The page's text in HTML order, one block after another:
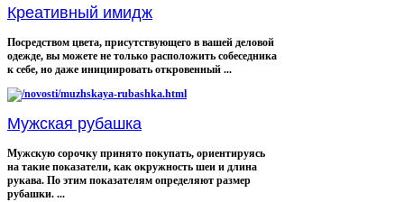
Креативный имидж
Посредством цвета, присутствующего в вашей деловой
одежде, вы можете не только расположить собеседника
к себе, но даже инициировать откровенный ...
Мужская рубашка
Мужскую сорочку принято покупать, ориентируясь
на такие показатели, как окружность шеи и длина
рукава. По этим показателям определяют размер
рубашки. ...